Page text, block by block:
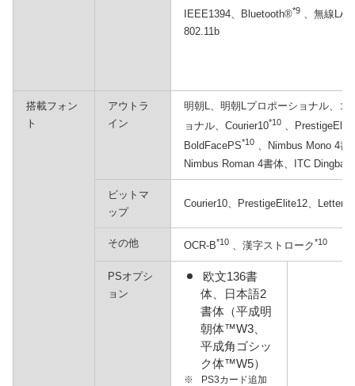
IEEE1394、Bluetooth®*9 、無線LAN
802.11b
搭載フォン
ト
アウトラ
イン
明朝L、明朝Lプロポーショナル、
ョナル、Courier10*10 、
BoldFacePS*10 、Nimbus Mono 4書
Nimbus Roman 4書体、ITC
ビットマ
ップ
Courier10、PrestigeElite12、
その他 OCR-B*10 、漢字ストローク*10
PSオプシ
ョン
欧文136書
体、日本語2
書体（平成明
朝体™W3、
平成角ゴシッ
ク体™W5）
※
PS3カード追加